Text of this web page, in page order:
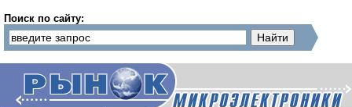
Поиск по сайту: